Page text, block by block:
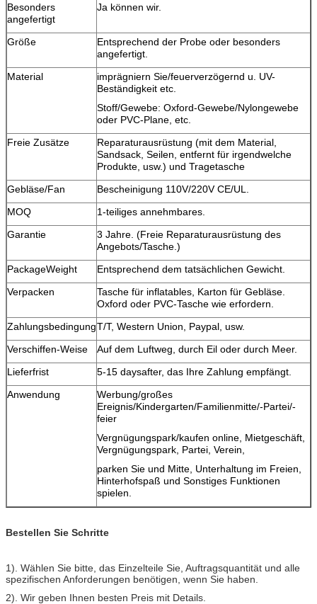
Besonders
angefertigt
Ja können wir.
Größe
Entsprechend der Probe oder besonders
angefertigt.
Material
imprägniern Sie/feuerverzögernd u. UV-
Beständigkeit etc.
Stoff/Gewebe: Oxford-Gewebe/Nylongewebe
oder PVC-Plane, etc.
Freie Zusätze
Reparaturausrüstung (mit dem Material,
Sandsack, Seilen, entfernt für irgendwelche
Produkte, usw.) und Tragetasche
Gebläse/Fan
Bescheinigung 110V/220V CE/UL.
MOQ
1-teiliges annehmbares.
Garantie
3 Jahre. (Freie Reparaturausrüstung des
Angebots/Tasche.)
PackageWeight
Entsprechend dem tatsächlichen Gewicht.
Verpacken
Tasche für inflatables, Karton für Gebläse.
Oxford oder PVC-Tasche wie erfordern.
ZahlungsbedingungT/T, Western Union, Paypal, usw.
Verschiffen-Weise
Auf dem Luftweg, durch Eil oder durch Meer.
Lieferfrist
5-15 daysafter, das Ihre Zahlung empfängt.
Anwendung
Werbung/großes
Ereignis/Kindergarten/Familienmitte/-Partei/-
feier
Vergnügungspark/kaufen online, Mietgeschäft,
Vergnügungspark, Partei, Verein,
parken Sie und Mitte, Unterhaltung im Freien,
Hinterhofspaß und Sonstiges Funktionen
spielen.
Bestellen Sie Schritte
1). Wählen Sie bitte, das Einzelteile Sie, Auftragsquantität und alle
spezifischen Anforderungen benötigen, wenn Sie haben.
2). Wir geben Ihnen besten Preis mit Details.